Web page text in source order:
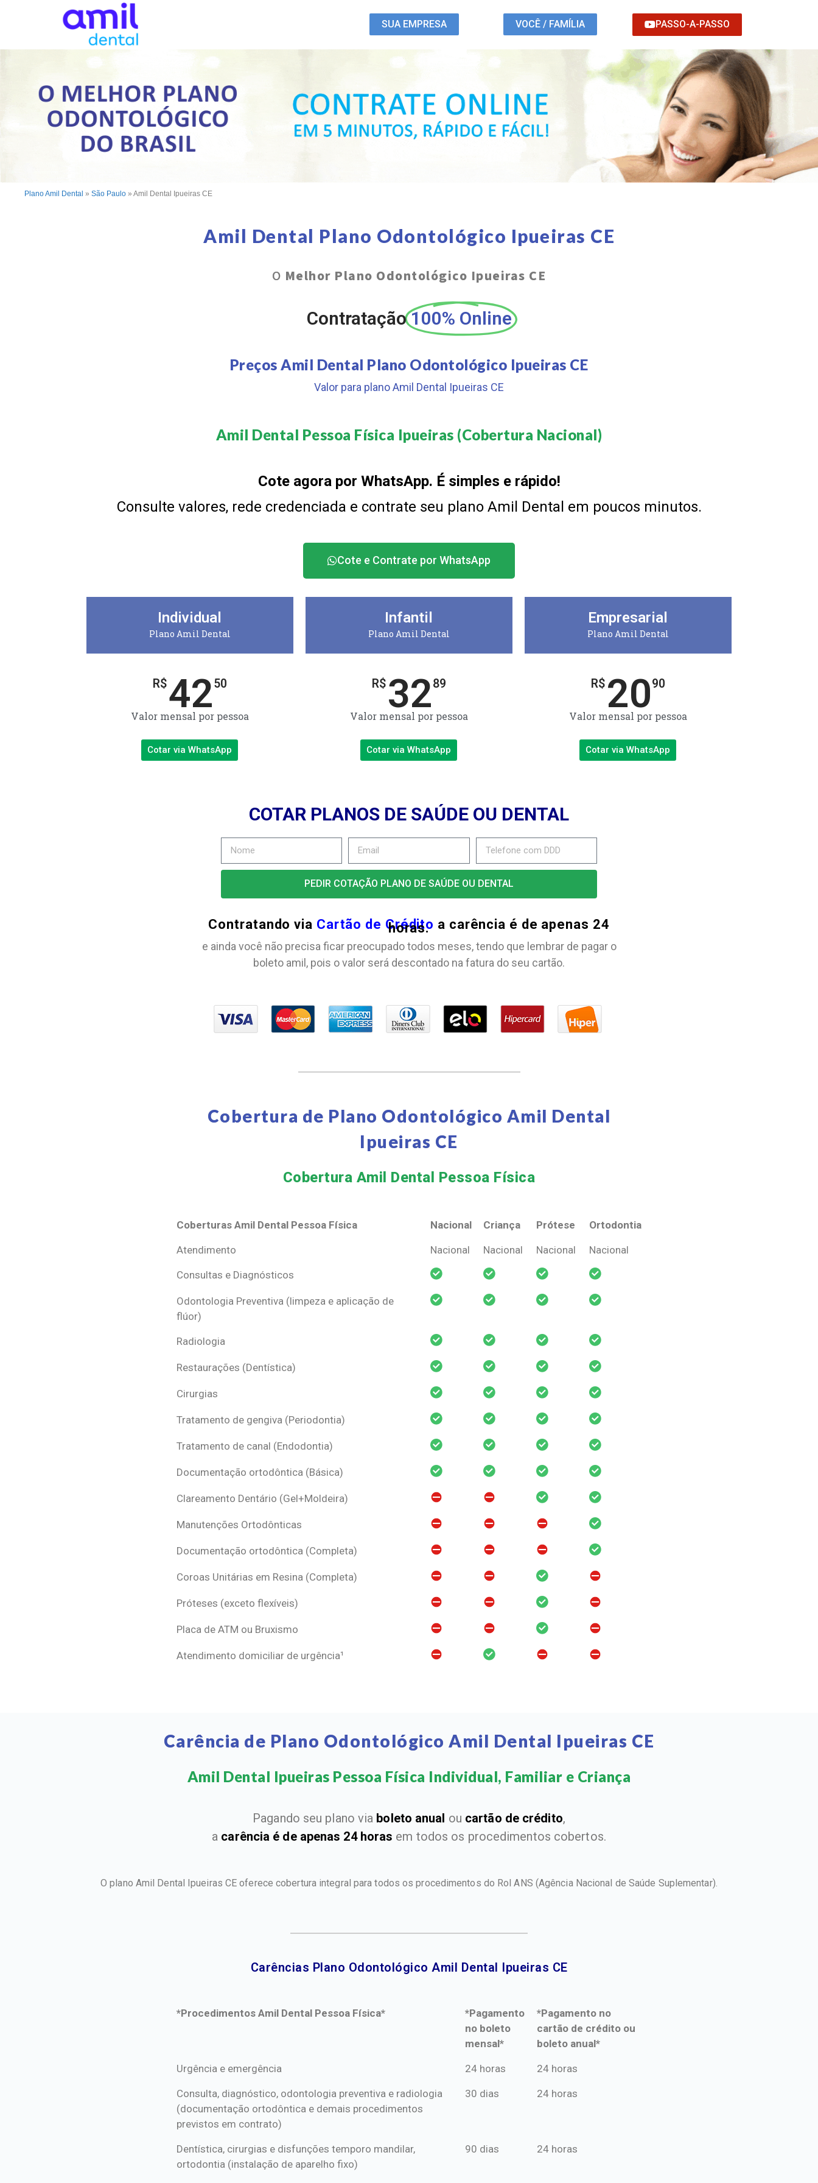
SUA EMPRESA VOCÊ / FAMÍLIA PASSO-A-PASSO
Plano Amil Dental » São Paulo » Amil Dental Ipueiras CE
Amil Dental Plano Odontológico Ipueiras CE
O Melhor Plano Odontológico Ipueiras CE
Contratação 100% Online
Preços Amil Dental Plano Odontológico Ipueiras CE
Valor para plano Amil Dental Ipueiras CE
Amil Dental Pessoa Física Ipueiras (Cobertura Nacional)​
Cote agora por WhatsApp. É simples e rápido!
Consulte valores, rede credenciada e contrate seu plano Amil Dental em poucos minutos.
Cote e Contrate por WhatsApp
Individual
Plano Amil Dental
R$4250
Valor mensal por pessoa
Cotar via WhatsApp
Infantil
Plano Amil Dental
R$ 3289
Valor mensal por pessoa
Cotar via WhatsApp
Empresarial
Plano Amil Dental
R$ 2090
Valor mensal por pessoa
Cotar via WhatsApp
COTAR PLANOS DE SAÚDE OU DENTAL
PEDIR COTAÇÃO PLANO DE SAÚDE OU DENTAL
Contratando via Cartão de Crédito a carência é de apenas 24
horas.
e ainda você não precisa ficar preocupado todos meses, tendo que lembrar de pagar o
boleto amil, pois o valor será descontado na fatura do seu cartão.
Cobertura de Plano Odontológico Amil Dental
Ipueiras CE
Cobertura Amil Dental Pessoa Física​
Coberturas Amil Dental Pessoa Física Nacional Criança Prótese
Ortodontia
Coberturas Amil Dental Pessoa Física
Nacional Criança Prótese Ortodontia
Atendimento Nacional Nacional Nacional Nacional
Consultas e Diagnósticos
Odontologia Preventiva (limpeza e aplicação de
flúor)
Radiologia
Restaurações (Dentística)
Cirurgias
Tratamento de gengiva (Periodontia)
Tratamento de canal (Endodontia)
Documentação ortodôntica (Básica)
Clareamento Dentário (Gel+Moldeira)
Manutenções Ortodônticas
Documentação ortodôntica (Completa)
Coroas Unitárias em Resina (Completa)
Próteses (exceto flexíveis)
Placa de ATM ou Bruxismo
Atendimento domiciliar de urgência¹
Carência de Plano Odontológico Amil Dental Ipueiras CE
Amil Dental Ipueiras Pessoa Física Individual, Familiar e Criança​
Pagando seu plano via boleto anual ou cartão de crédito,
a carência é de apenas 24 horas em todos os procedimentos cobertos.
O plano Amil Dental Ipueiras CE oferece cobertura integral para todos os procedimentos do Rol ANS (Agência Nacional de Saúde Suplementar).
Carências Plano Odontológico Amil Dental Ipueiras CE​
*Procedimentos Amil Dental Pessoa Física*
*Pagamento
no boleto
mensal*
*Pagamento no
cartão de crédito ou
boleto anual*
*Procedimentos Amil Dental Pessoa Física*
*Pagamento
mensal*
*Pagamento no
boleto anual*
Urgência e emergência 24 horas 24 horas
Consulta, diagnóstico, odontologia preventiva e radiologia
(documentação ortodôntica e demais procedimentos
previstos em contrato)
30 dias 24 horas
Dentística, cirurgias e disfunções temporo mandilar,
ortodontia (instalação de aparelho fixo)
90 dias 24 horas